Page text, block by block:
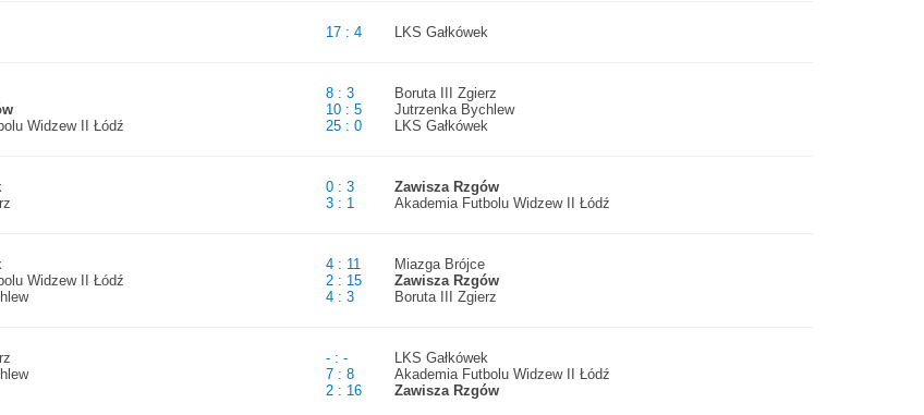
17 : 4 LKS Gałkówek
8 : 3
Boruta III Zgierz
10 : 5
Jutrzenka Bychlew
Widzew II Łódź 25 : 0 LKS Gałkówek
0 : 3
Zawisza Rzgów
3 : 1 Akademia Futbolu Widzew II Łódź
4 : 11
Miazga Brójce
Widzew II Łódź 2 : 15
Zawisza Rzgów
4 : 3 Boruta III Zgierz
- : -
LKS Gałkówek
7 : 8
Akademia Futbolu Widzew II Łódź
2 : 16 Zawisza Rzgów